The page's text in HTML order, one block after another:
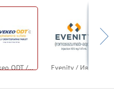
Evekeo ODT / Эвекейо ODT / Эвекео ODT (амфетамин)